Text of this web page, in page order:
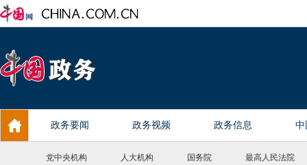
党中央机构 人大机构 国务院 最高人民法院